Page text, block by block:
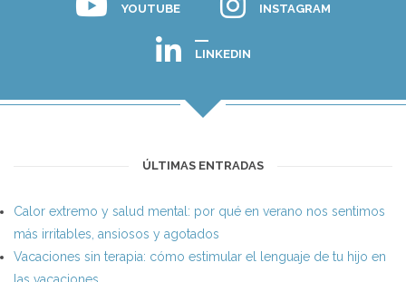
YOUTUBE INSTAGRAM
LINKEDIN
ÚLTIMAS ENTRADAS
Calor extremo y salud mental: por qué en verano nos sentimos
más irritables, ansiosos y agotados
Vacaciones sin terapia: cómo estimular el lenguaje de tu hijo en